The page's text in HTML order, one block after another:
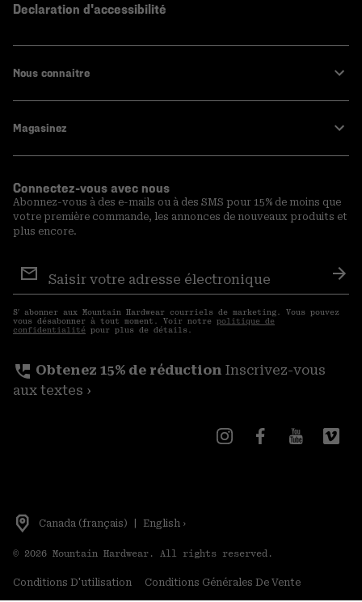
Declaration d'accessibilité
Nous connaitre
Magasinez
Connectez-vous avec nous
Abonnez-vous à des e-mails ou à des SMS pour 15% de moins que
votre première commande, les annonces de nouveaux produits et
plus encore.
aux
courriels
S′ abonner aux Mountain Hardwear courriels de marketing. Vous pouvez
vous désabonner à tout moment. Voir notre politique de
confidentialité pour plus de détails.
perm_phone_msg Obtenez 15% de réduction Inscrivez-vous
aux textes ›
Canada (français) English ›
© 2026 Mountain Hardwear. All rights reserved.
Conditions D'utilisation Conditions Générales De Vente